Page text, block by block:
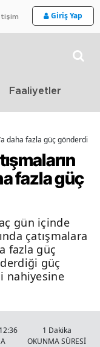
Giriş Yap
Faaliyetler
daha fazla güç gönderdi
fazla güç
gün içinde
çatışmalara
fazla güç
güç
nahiyesine
1 Dakika
OKUNMA SÜRESİ